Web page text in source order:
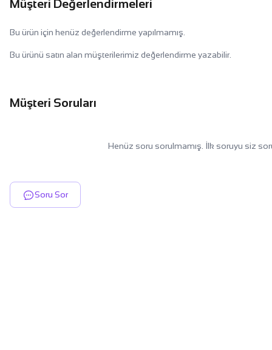
Müşteri Değerlendirmeleri
Bu ürün için henüz değerlendirme yapılmamış.
Bu ürünü satın alan müşterilerimiz değerlendirme yazabilir.
Müşteri Soruları
Henüz soru sorulmamış. İlk soruyu siz
Soru Sor